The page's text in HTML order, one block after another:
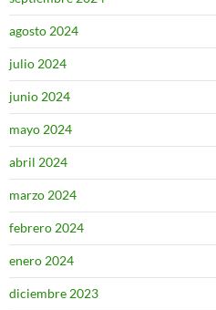
agosto 2024
julio 2024
junio 2024
mayo 2024
abril 2024
marzo 2024
febrero 2024
enero 2024
diciembre 2023